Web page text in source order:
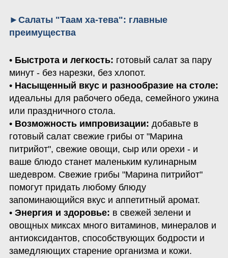
►Салаты "Таам ха-тева": главные
преимущества
• Быстрота и легкость: готовый салат за пару
минут - без нарезки, без хлопот.
• Насыщенный вкус и разнообразие на столе:
идеальны для рабочего обеда, семейного ужина
или праздничного стола.
• Возможность импровизации: добавьте в
готовый салат свежие грибы от "Марина
питрийот", свежие овощи, сыр или орехи - и
ваше блюдо станет маленьким кулинарным
шедевром. Свежие грибы "Марина питрийот"
помогут придать любому блюду
запоминающийся вкус и аппетитный аромат.
• Энергия и здоровье: в свежей зелени и
овощных миксах много витаминов, минералов и
антиоксидантов, способствующих бодрости и
замедляющих старение организма и кожи.